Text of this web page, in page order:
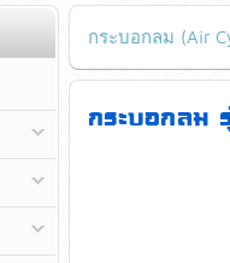
กระบอกลม (Air
กระบอกลม